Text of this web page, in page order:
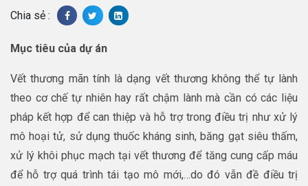
Chia sẻ :
Mục tiêu của dự án
Vết thương mãn tính là dạng vết thương không thể tự lành
theo cơ chế tự nhiên hay rất chậm lành mà cần có các liệu
pháp kết hợp để can thiệp và hỗ trợ trong điều trị như xử lý
mô hoại tử, sử dụng thuốc kháng sinh, băng gạt siêu thấm,
xử lý khôi phục mạch tại vết thương để tăng cung cấp máu
để hỗ trợ quá trình tái tạo mô mới,…do đó vẫn đề điều trị